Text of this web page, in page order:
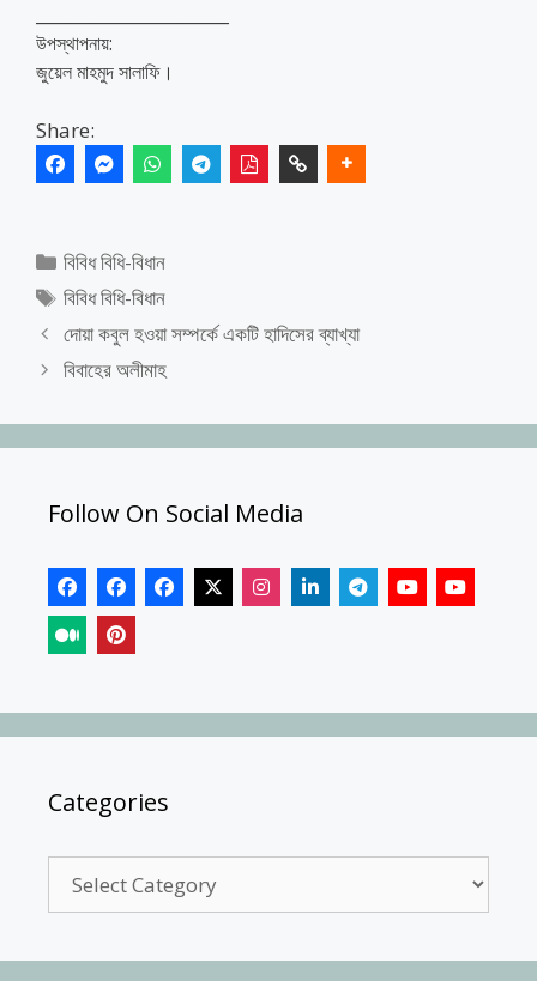
উপস্থাপনায়:
জুয়েল মাহমুদ সালাফি।
Share:
Categories
বিবিধ বিধি-বিধান
Tags
বিবিধ বিধি-বিধান
দোয়া কবুল হওয়া সম্পর্কে একটি হাদিসের ব্যাখ্যা
বিবাহের অলীমাহ
Follow On Social Media
Categories